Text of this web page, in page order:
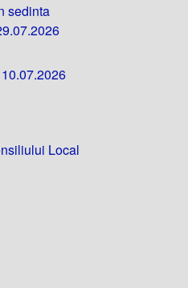
sedinta
Local